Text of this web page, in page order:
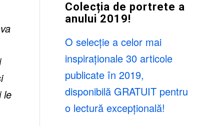
le
Colecția de portrete a
anului 2019!
O selecție a celor mai
inspiraționale 30 articole
publicate în 2019,
disponibilă GRATUIT pentru
o lectură excepțională!